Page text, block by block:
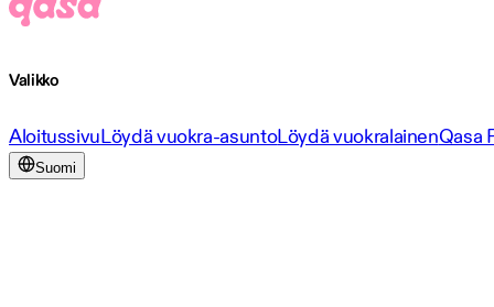
Valikko
AloitussivuLöydä vuokra-asuntoLöydä vuokralainenQasa
Suomi